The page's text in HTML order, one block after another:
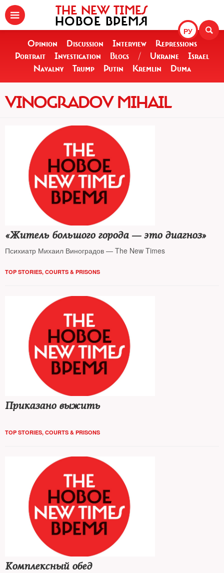
РУ
THE NEW TIMES
НОВОЕ ВРЕМЯ
Opinion Discussion Interview
Repressions
Portrait
Investigation Blogs / Ukraine
Israel
Navalny
Trump Putin Kremlin Duma
VINOGRADOV MIHAIL
«Житель большого города — это диагноз»
Психиатр Михаил Виноградов — The New Times
TOP STORIES, COURTS & PRISONS
Приказано выжить
TOP STORIES, COURTS & PRISONS
Комплексный обед